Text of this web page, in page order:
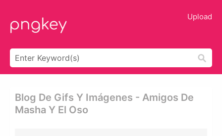
Upload
Blog De Gifs Y Imágenes - Amigos De
Masha Y El Oso